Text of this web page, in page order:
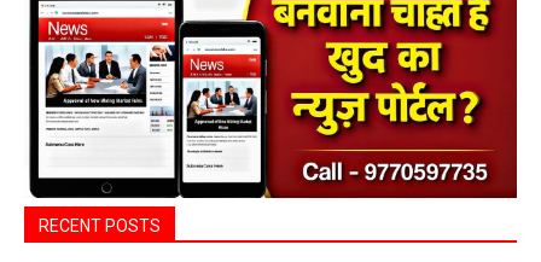
आधुनिक इलाज, 4 अगस्त को विशेष परामर्श शिविर
बसना हेमंत वैष्णव 9131614309 - August 2, 2026
महासमुंद/प्रधानमंत्री फसल बीमा योजना खरीफ
2026 के लिए फसल बीमा की अंतिम तिथि 14
अगस्त तक बढ़ी
महासमुंद हेमंत वैष्णव 9131614309 - August 2, 2026